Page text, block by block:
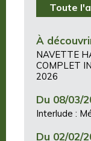
Toute
À
NAVETTE
COMPLET
2026
Du 08/03/
Interlude :
Du 02/02/